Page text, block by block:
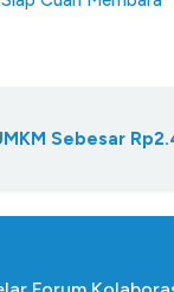
Sebesar